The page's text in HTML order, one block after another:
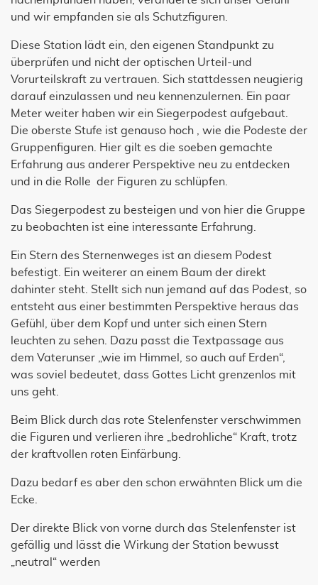
und wir empfanden sie als Schutzfiguren.
Diese Station lädt ein, den eigenen Standpunkt zu
überprüfen und nicht der optischen Urteil-und
Vorurteilskraft zu vertrauen. Sich stattdessen neugierig
darauf einzulassen und neu kennenzulernen. Ein paar
Meter weiter haben wir ein Siegerpodest aufgebaut.
Die oberste Stufe ist genauso hoch , wie die Podeste der
Gruppenfiguren. Hier gilt es die soeben gemachte
Erfahrung aus anderer Perspektive neu zu entdecken
und in die Rolle der Figuren zu schlüpfen.
Das Siegerpodest zu besteigen und von hier die Gruppe
zu beobachten ist eine interessante Erfahrung.
Ein Stern des Sternenweges ist an diesem Podest
befestigt. Ein weiterer an einem Baum der direkt
dahinter steht. Stellt sich nun jemand auf das Podest, so
entsteht aus einer bestimmten Perspektive heraus das
Gefühl, über dem Kopf und unter sich einen Stern
leuchten zu sehen. Dazu passt die Textpassage aus
dem Vaterunser „wie im Himmel, so auch auf Erden“,
was soviel bedeutet, dass Gottes Licht grenzenlos mit
uns geht.
Beim Blick durch das rote Stelenfenster verschwimmen
die Figuren und verlieren ihre „bedrohliche“ Kraft, trotz
der kraftvollen roten Einfärbung.
Dazu bedarf es aber den schon erwähnten Blick um die
Ecke.
Der direkte Blick von vorne durch das Stelenfenster ist
gefällig und lässt die Wirkung der Station bewusst
„neutral“ werden